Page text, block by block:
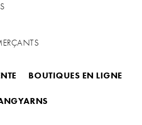
BOUTIQUES EN LIGNE